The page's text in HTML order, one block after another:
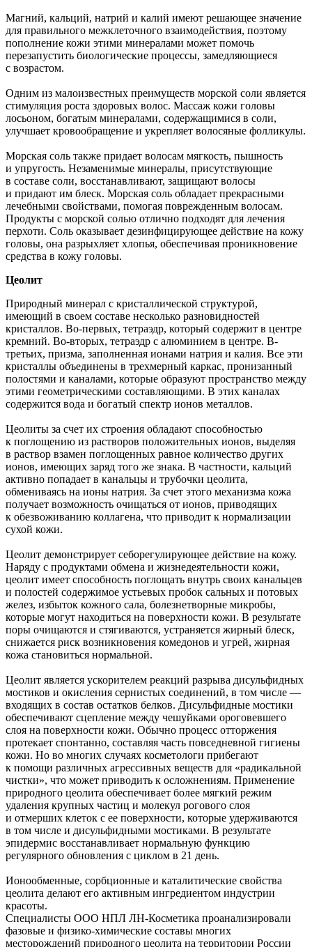
Магний, кальций, натрий и калий имеют решающее значение
для правильного межклеточного взаимодействия, поэтому
пополнение кожи этими минералами может помочь
перезапустить биологические процессы, замедляющиеся
с возрастом.
Одним из малоизвестных преимуществ морской соли является
стимуляция роста здоровых волос. Массаж кожи головы
лосьоном, богатым минералами, содержащимися в соли,
улучшает кровообращение и укрепляет волосяные фолликулы.
Морская соль также придает волосам мягкость, пышность
и упругость. Незаменимые минералы, присутствующие
в составе соли, восстанавливают, защищают волосы
и придают им блеск. Морская соль обладает прекрасными
лечебными свойствами, помогая поврежденным волосам.
Продукты с морской солью отлично подходят для лечения
перхоти. Соль оказывает дезинфицирующее действие на кожу
головы, она разрыхляет хлопья, обеспечивая проникновение
средства в кожу головы.
Цеолит
Природный минерал с кристаллической структурой,
имеющий в своем составе несколько разновидностей
кристаллов. Во-первых, тетраэдр, который содержит в центре
кремний. Во-вторых, тетраэдр с алюминием в центре. В-
третьих, призма, заполненная ионами натрия и калия. Все эти
кристаллы объединены в трехмерный каркас, пронизанный
полостями и каналами, которые образуют пространство между
этими геометрическими составляющими. В этих каналах
содержится вода и богатый спектр ионов металлов.
Цеолиты за счет их строения обладают способностью
к поглощению из растворов положительных ионов, выделяя
в раствор взамен поглощенных равное количество других
ионов, имеющих заряд того же знака. В частности, кальций
активно попадает в канальцы и трубочки цеолита,
обмениваясь на ионы натрия. За счет этого механизма кожа
получает возможность очищаться от ионов, приводящих
к обезвоживанию коллагена, что приводит к нормализации
сухой кожи.
Цеолит демонстрирует себорегулирующее действие на кожу.
Наряду с продуктами обмена и жизнедеятельности кожи,
цеолит имеет способность поглощать внутрь своих канальцев
и полостей содержимое устьевых пробок сальных и потовых
желез, избыток кожного сала, болезнетворные микробы,
которые могут находиться на поверхности кожи. В результате
поры очищаются и стягиваются, устраняется жирный блеск,
снижается риск возникновения комедонов и угрей, жирная
кожа становиться нормальной.
Цеолит является ускорителем реакций разрыва дисульфидных
мостиков и окисления сернистых соединений, в том числе —
входящих в состав остатков белков. Дисульфидные мостики
обеспечивают сцепление между чешуйками ороговевшего
слоя на поверхности кожи. Обычно процесс отторжения
протекает спонтанно, составляя часть повседневной гигиены
кожи. Но во многих случаях косметологи прибегают
к помощи различных агрессивных веществ для «радикальной
чистки», что может приводить к осложнениям. Применение
природного цеолита обеспечивает более мягкий режим
удаления крупных частиц и молекул рогового слоя
и отмерших клеток с ее поверхности, которые удерживаются
в том числе и дисульфидными мостиками. В результате
эпидермис восстанавливает нормальную функцию
регулярного обновления с циклом в 21 день.
Ионообменные, сорбционные и каталитические свойства
цеолита делают его активным ингредиентом индустрии
красоты.
Специалисты ООО НПЛ ЛН-Косметика проанализировали
фазовые и физико-химические составы многих
месторождений природного цеолита на территории России